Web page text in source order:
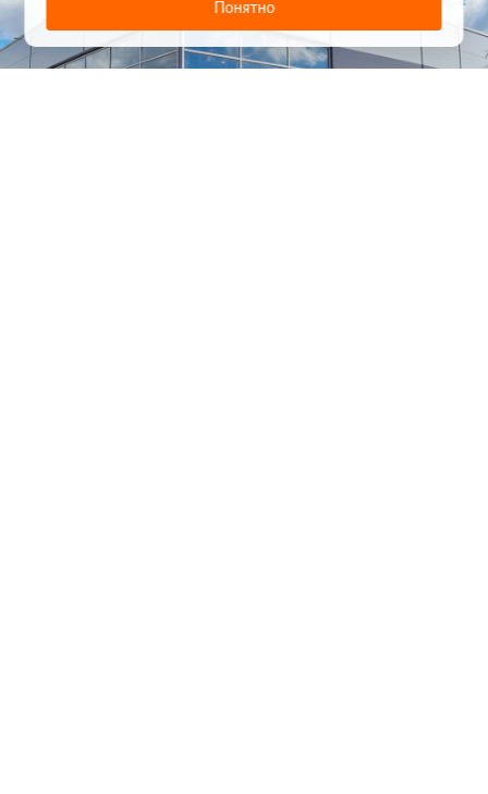
Понятно